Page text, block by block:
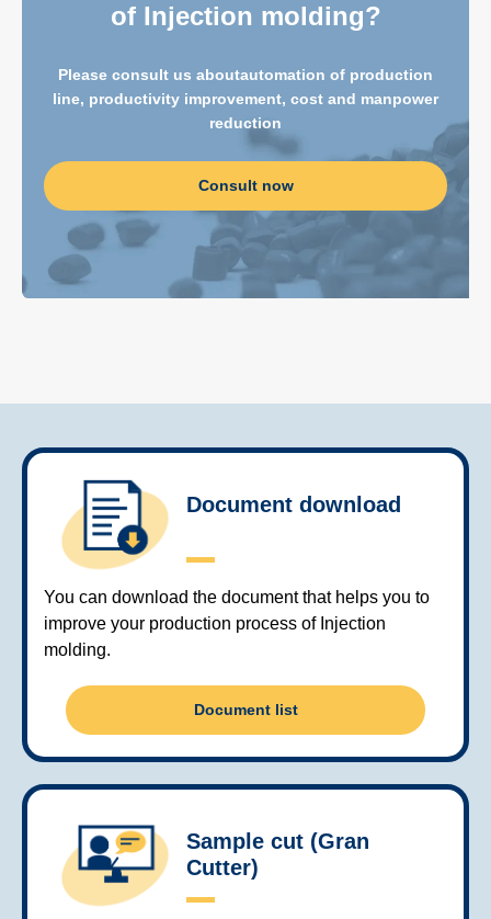
of Injection molding?
Please consult us aboutautomation of production
line, productivity improvement, cost and manpower
reduction
Consult now
Document download
You can download the document that helps you to
improve your production process of Injection
molding.
Document list
Sample cut (Gran
Cutter)